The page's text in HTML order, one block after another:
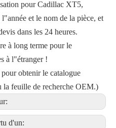
pour Cadillac XT5,
et le nom de la pièce, et
dans les 24 heures.
à long terme pour le
à l"étranger !
obtenir le catalogue
la feuille de recherche OEM.)
d'un: